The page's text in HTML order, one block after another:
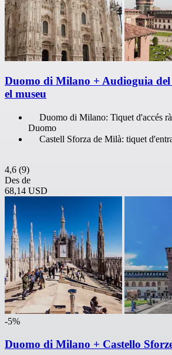
Duomo di Milano + Audioguia del
el museu
Duomo di Milano: Tiquet d'accés
Duomo
Castell Sforza de Milà: tiquet
4,6 (9)
Des de
68,14 USD
-5%
Duomo di Milano + Castello